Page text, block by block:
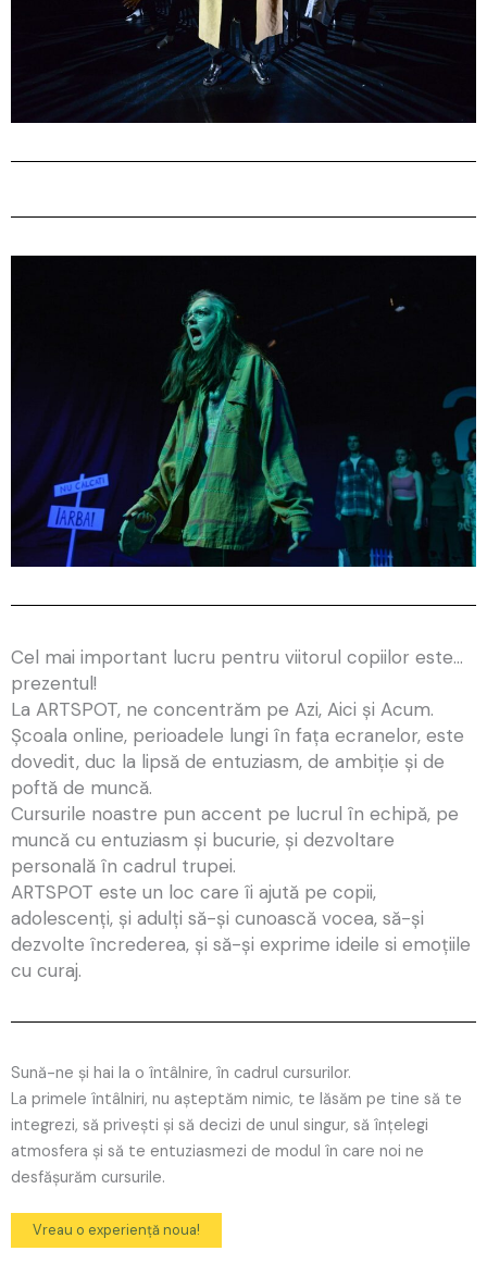
Cel mai important lucru pentru viitorul copiilor este…
prezentul!
La ARTSPOT, ne concentrăm pe Azi, Aici și Acum.
Școala online, perioadele lungi în fața ecranelor, este
dovedit, duc la lipsă de entuziasm, de ambiție și de
poftă de muncă.
Cursurile noastre pun accent pe lucrul în echipă, pe
muncă cu entuziasm și bucurie, și dezvoltare
personală în cadrul trupei.
ARTSPOT este un loc care îi ajută pe copii,
adolescenți, și adulți să-și cunoască vocea, să-și
dezvolte încrederea, și să-și exprime ideile si emoțiile
cu curaj.
Sună-ne și hai la o întâlnire, în cadrul cursurilor.
La primele întâlniri, nu așteptăm nimic, te lăsăm pe tine să te
integrezi, să privești și să decizi de unul singur, să înțelegi
atmosfera și să te entuziasmezi de modul în care noi ne
desfășurăm cursurile.
Vreau o experiență noua!